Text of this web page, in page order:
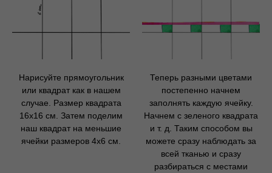
Нарисуйте прямоугольник
или квадрат как в нашем
случае. Размер квадрата
16х16 см. Затем поделим
наш квадрат на меньшие
ячейки размеров 4х6 см.
Теперь разными цветами
постепенно начнем
заполнять каждую ячейку.
Начнем с зеленого квадрата
и т. д. Таким способом вы
можете сразу наблюдать за
всей тканью и сразу
разбираться с местами